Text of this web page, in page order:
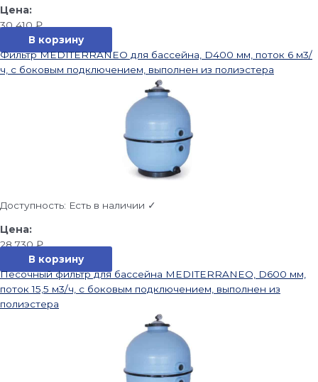
30 410₽
В корзину
Фильтр MEDITERRANEO для бассейна, D400 мм, поток 6 м3/
ч, с боковым подключением, выполнен из полиэстера
Доступность: Есть в наличии ✓
28 730₽
В корзину
Песочный фильтр для бассейна MEDITERRANEO, D600 мм,
поток 15,5 м3/ч, с боковым подключением, выполнен из
полиэстера